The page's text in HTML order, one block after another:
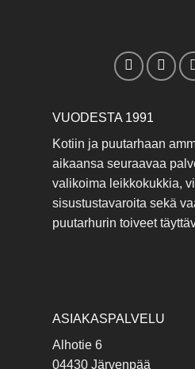
sivulla.
VUODESTA 1991
Kotiin ja puutarhaan
aikaansa seuraavaa
valikoima leikkokukkia,
sisustustavaroita sekä
puutarhurin toiveet
ASIAKASPALVELU
Alhotie 6
04430 Järvenpää